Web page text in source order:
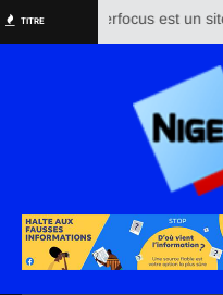
TITRE Nigerfocus est un